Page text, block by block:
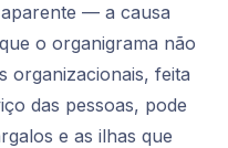
— a causa
o organigrama não
organizacionais, feita
das pessoas, pode
e as ilhas que